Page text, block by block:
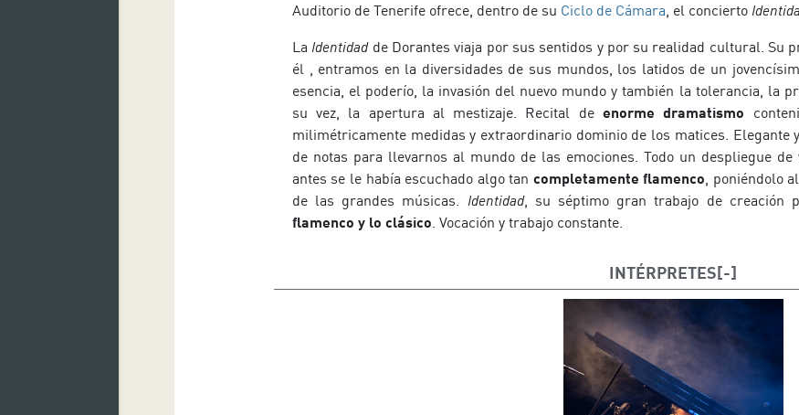
Auditorio de Tenerife ofrece, dentro de su Ciclo de Cámara, el concierto
LaIdentidadde Dorantes viaja por sus sentidos y por su realidad cultural. Su
él , entramos en la diversidades de sus mundos, los latidos de un
esencia, el poderío, la invasión del nuevo mundo y también la tolerancia, la
su vez, la apertura al mestizaje. Recital de enorme dramatismo
milimétricamente medidas y extraordinario dominio de los matices.
de notas para llevarnos al mundo de las emociones. Todo un despliegue
antes se le había escuchado algo tan completamente flamenco, poniéndolo
de las grandes músicas. Identidad, su séptimo gran trabajo de creación
flamenco y lo clásico. Vocación y trabajo constante.
INTÉRPRETES